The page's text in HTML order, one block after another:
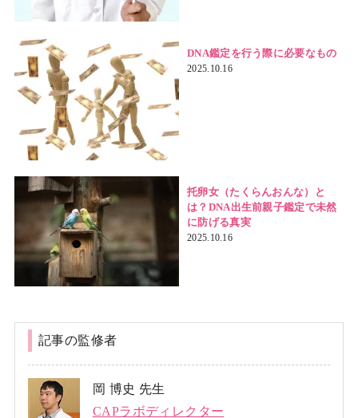
DNA鑑定を行う際に必要なもの
2025.10.16
托卵女（たくらんおんな）と
は？DNA出生前親子鑑定で未然
に防げる真実
2025.10.16
記事の監修者
岡 博史 先生
CAPラボディレクター